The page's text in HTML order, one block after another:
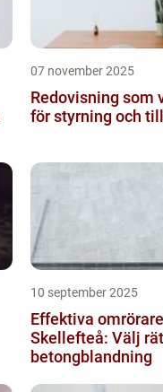
07 november 2025
Redovisning som
för styrning och
10 september 2025
Effektiva
Skellefteå: Välj
betongblandning